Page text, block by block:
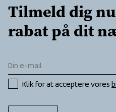
Tilmeld dig
rabat på dit
Klik for at acceptere vores